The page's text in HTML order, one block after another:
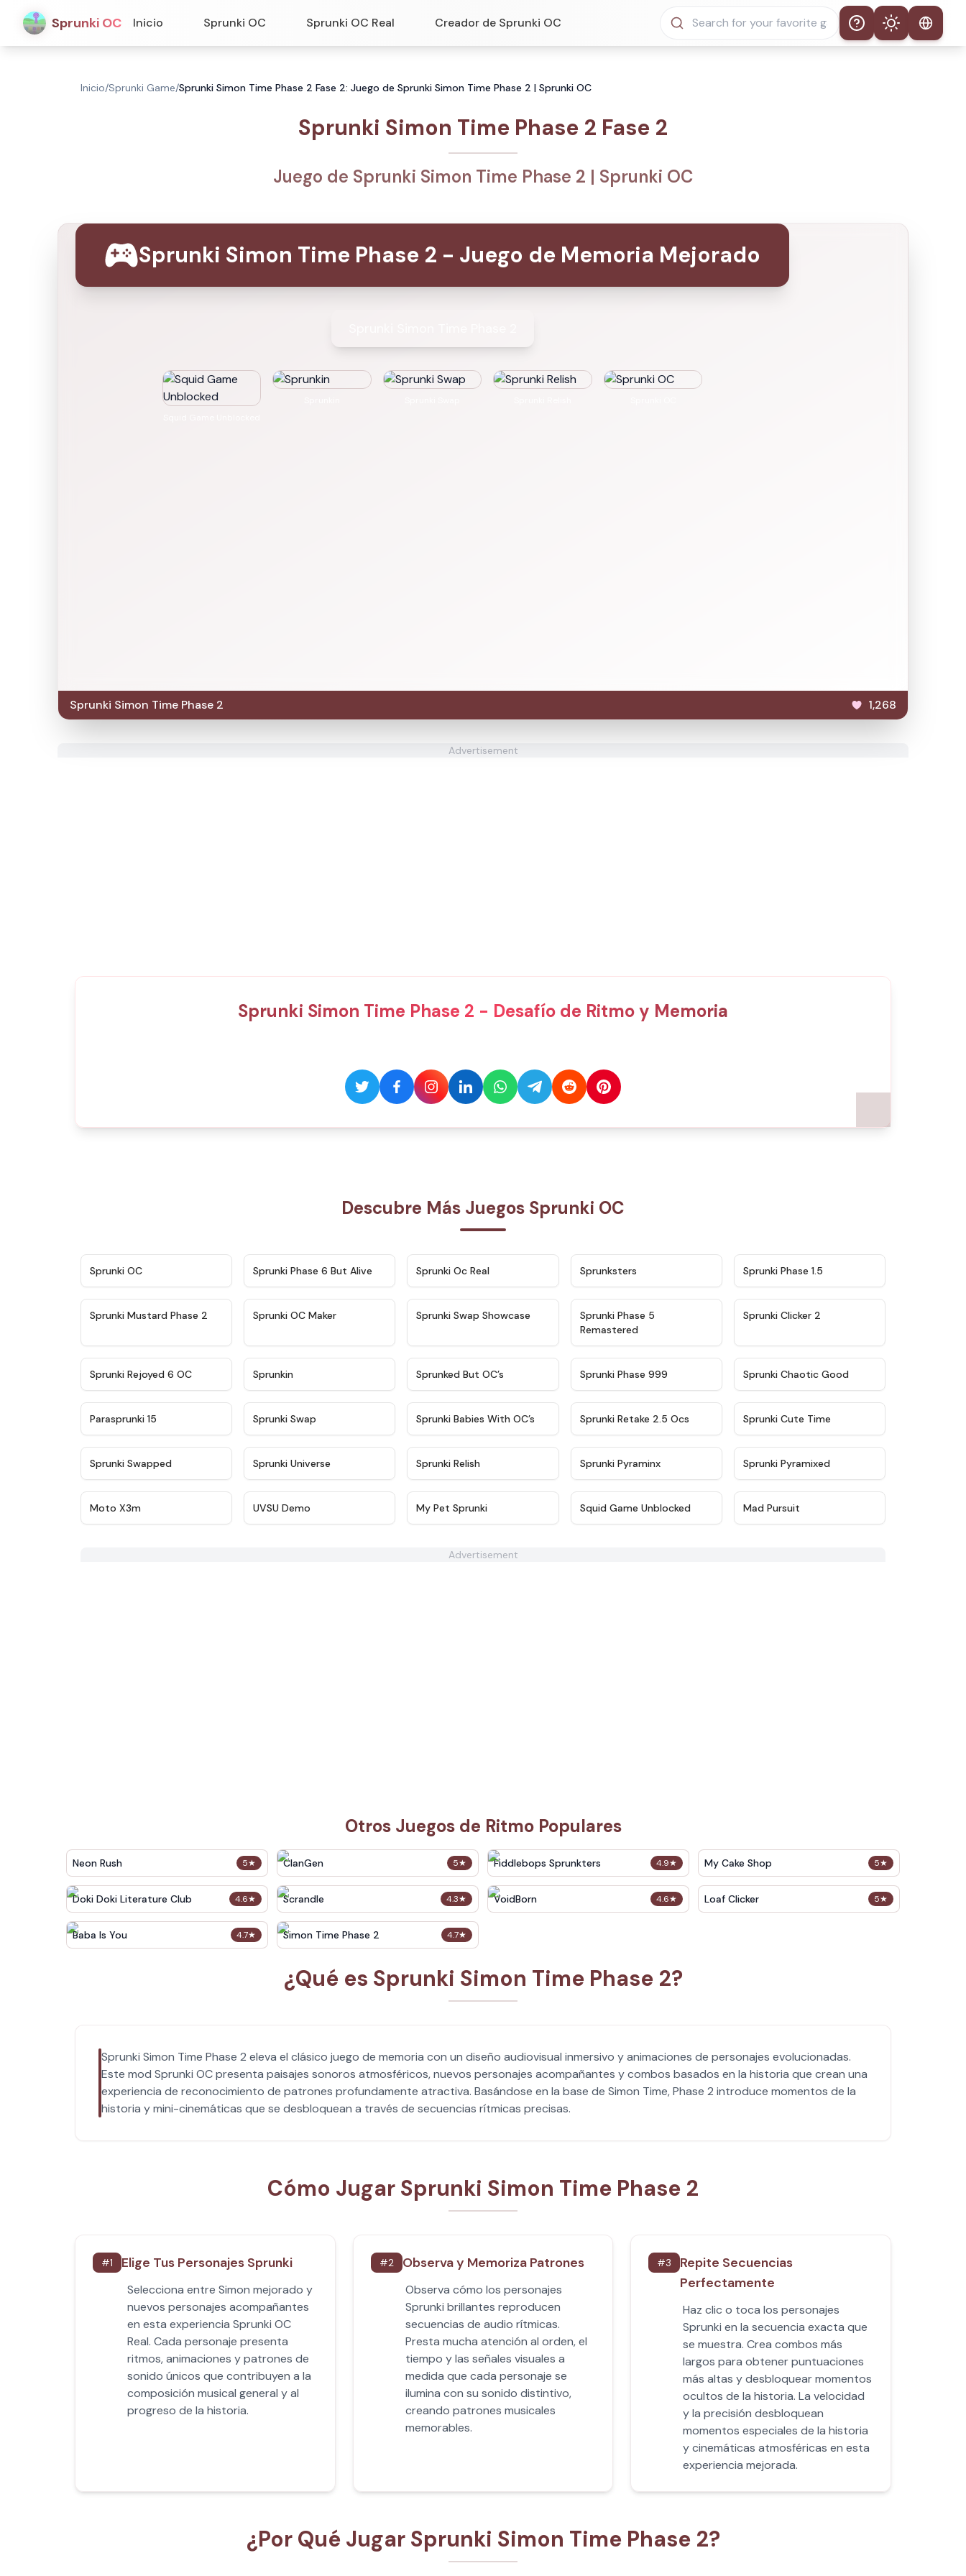
Sprunki OC Inicio Sprunki OC Sprunki OC Real Creador de Sprunki OC Help Theme
Inicio/Sprunki Game/Sprunki Simon Time Phase 2 Fase 2: Juego de Sprunki Simon Time Phase 2 | Sprunki OC
Sprunki Simon Time Phase 2 Fase 2
Juego de Sprunki Simon Time Phase 2 | Sprunki OC
Sprunki Simon Time Phase 2 - Juego de Memoria Mejorado
Sprunki Simon Time Phase 2 1,268
Advertisement
Sprunki Simon Time Phase 2 - Desafío de Ritmo y Memoria
Descubre Más Juegos Sprunki OC
Sprunki OC ★ 4.9
Sprunki Phase 6 But Alive Sprunki Oc Real Sprunksters Sprunki Phase 1.5
★ 4.4
Sprunki Mustard Phase 2 Sprunki OC Maker ★ 4.6
Sprunki Swap Showcase
Sprunki Phase 5
Remastered
Sprunki Clicker 2
★
Sprunki Rejoyed 6 OC Sprunkin Sprunked But OC’s Sprunki Phase 999 ★
Sprunki Chaotic Good
Parasprunki 15 Sprunki Swap ★ 4.8
Sprunki Babies With OC’s ★
Sprunki Retake 2.5 Ocs Sprunki Cute Time
Sprunki Swapped Sprunki Universe Sprunki Relish Sprunki Pyraminx Sprunki Pyramixed
Moto X3m UVSU Demo My Pet Sprunki​ ★
Squid Game Unblocked Mad Pursuit
Advertisement
Otros Juegos de Ritmo Populares
5★
Neon Rush 5★
ClanGen 4.9★
Fiddlebops Sprunkters 5★
My Cake Shop
4.6★
Doki Doki Literature Club 4.3★
Scrandle 4.6★
VoidBorn 5★
Loaf Clicker
4.7★
Baba Is You 4.7★
Simon Time Phase 2
¿Qué es Sprunki Simon Time Phase 2?
Sprunki Simon Time Phase 2 eleva el clásico juego de memoria con un diseño audiovisual inmersivo y animaciones de personajes evolucionadas.
Este mod Sprunki OC presenta paisajes sonoros atmosféricos, nuevos personajes acompañantes y combos basados en la historia que crean una
experiencia de reconocimiento de patrones profundamente atractiva. Basándose en la base de Simon Time, Phase 2 introduce momentos de la
historia y mini-cinemáticas que se desbloquean a través de secuencias rítmicas precisas.
Cómo Jugar Sprunki Simon Time Phase 2
#1 Elige Tus Personajes Sprunki
Selecciona entre Simon mejorado y
nuevos personajes acompañantes
en esta experiencia Sprunki OC
Real. Cada personaje presenta
ritmos, animaciones y patrones de
sonido únicos que contribuyen a la
composición musical general y al
progreso de la historia.
#2 Observa y Memoriza Patrones
Observa cómo los personajes
Sprunki brillantes reproducen
secuencias de audio rítmicas.
Presta mucha atención al orden, el
tiempo y las señales visuales a
medida que cada personaje se
ilumina con su sonido distintivo,
creando patrones musicales
memorables.
#3
Repite Secuencias
Perfectamente
Haz clic o toca los personajes
Sprunki en la secuencia exacta que
se muestra. Crea combos más
largos para obtener puntuaciones
más altas y desbloquear momentos
ocultos de la historia. La velocidad
y la precisión desbloquean
momentos especiales de la historia
y cinemáticas atmosféricas en esta
experiencia mejorada.
¿Por Qué Jugar Sprunki Simon Time Phase 2?